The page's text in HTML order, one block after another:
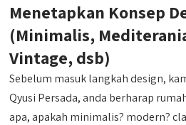
Menetapkan Konsep
(Minimalis,
Vintage, dsb)
Sebelum masuk langkah design,
Qyusi Persada, anda berharap
apa, apakah minimalis? modern?